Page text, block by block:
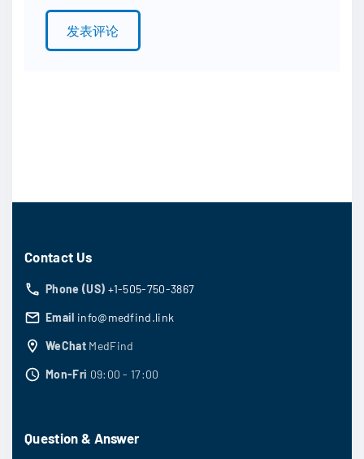
l
Contact Us
Phone (US) +1-505-750-3867
Email info@medfind.link
WeChat MedFind
Mon-Fri 09:00 - 17:00
Question & Answer